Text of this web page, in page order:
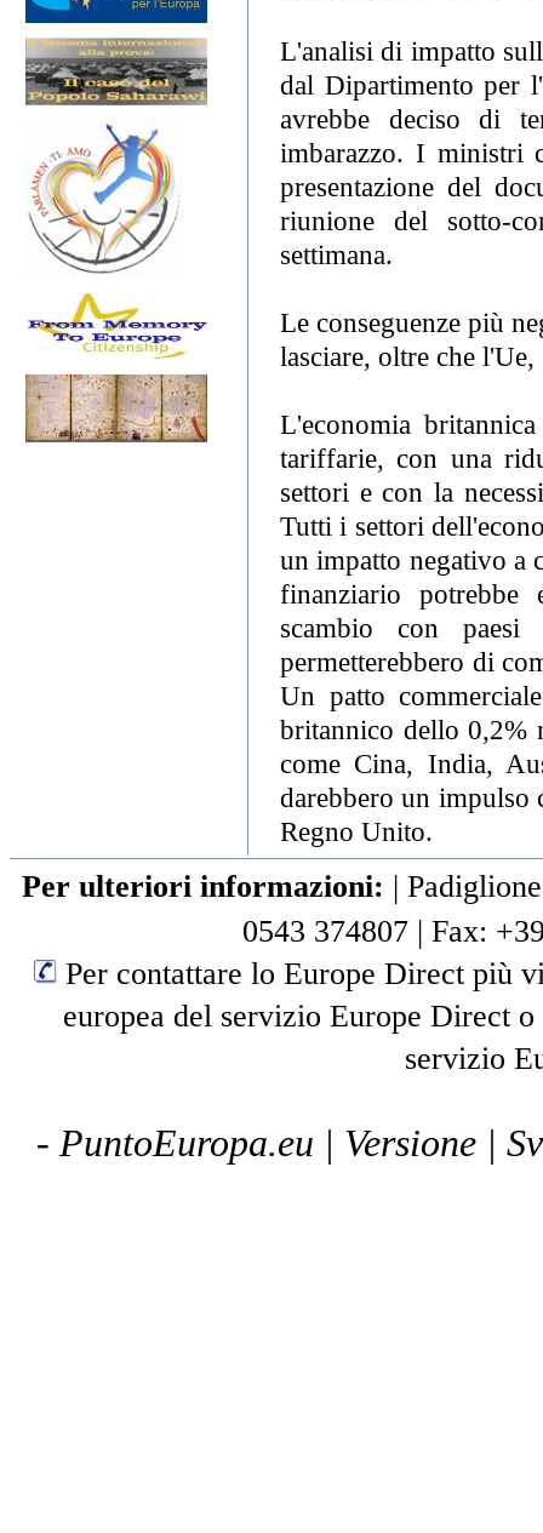
L'analisi di impatto
dal Dipartimento per
avrebbe deciso di
imbarazzo. I ministri
presentazione del
riunione del sotto-
settimana.
Le conseguenze più
lasciare, oltre che
L'economia
tariffarie, con una
settori e con la
Tutti i settori
un impatto negativo a
finanziario potrebbe
scambio con
permetterebbero di
Un patto
britannico dello 0,2%
come Cina, India,
darebbero un impulso
Regno Unito.
Per ulteriori informazioni: |
0543 374807 | Fax:
Per contattare lo Europe Direct più
europea del servizio Europe Direct
servizio
- PuntoEuropa.eu | Versione |